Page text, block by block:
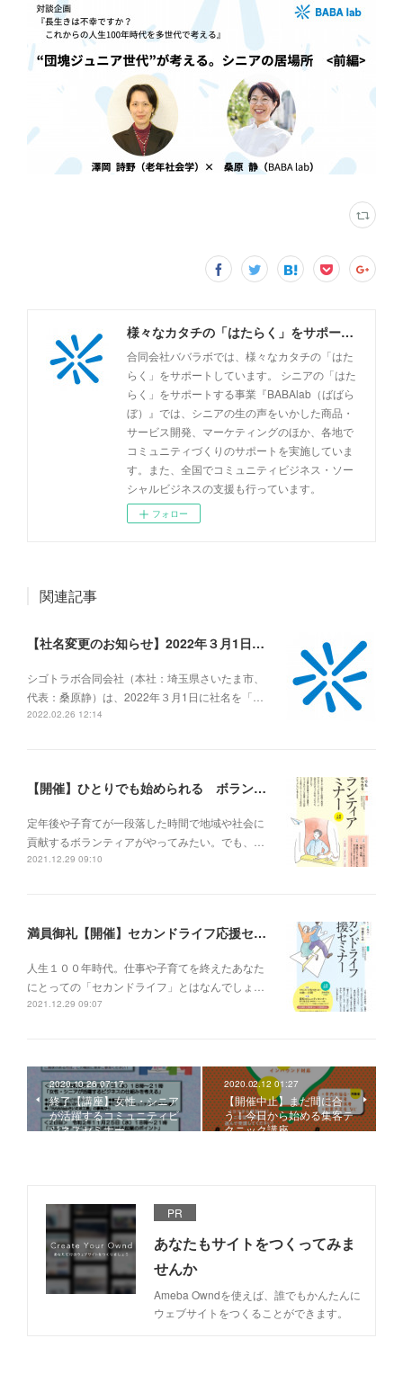
様々なカタチの「はたらく」をサポートしています。
合同会社ババラボでは、様々なカタチの「はた
らく」をサポートしています。 シニアの「はた
らく」をサポートする事業『BABAlab（ばばら
ぼ）』では、シニアの生の声をいかした商品・
サービス開発、マーケティングのほか、各地で
コミュニティづくりのサポートを実施していま
す。また、全国でコミュニティビジネス・ソー
シャルビジネスの支援も行っています。
フォロー
関連記事
【社名変更のお知らせ】2022年３月1日に社名を「合同会社ババラボ（通称 BABA lab）」に変更します
シゴトラボ合同会社（本社：埼玉県さいたま市、
代表：桑原静）は、2022年３月1日に社名を「…
2022.02.26 12:14
【開催】ひとりでも始められる ボランティアセミナー
定年後や子育てが一段落した時間で地域や社会に
貢献するボランティアがやってみたい。でも、…
2021.12.29 09:10
満員御礼【開催】セカンドライフ応援セミナー はたらく・まなぶ・たのしむ 50歳からのセカンドライフ応援セミナー
人生１００年時代。仕事や子育てを終えたあなた
にとっての「セカンドライフ」とはなんでしょ…
2021.12.29 09:07
2020.10.26 07:17
終了【講座】女性・シニア
が活躍するコミュニティビ
ジネスセミナー
2020.02.12 01:27
【開催中止】まだ間に合
う！今日から始める集客テ
クニック講座
PR
あなたもサイトをつくってみま
せんか
Ameba Owndを使えば、誰でもかんたんに
ウェブサイトをつくることができます。